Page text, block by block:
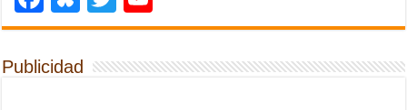
Publicidad